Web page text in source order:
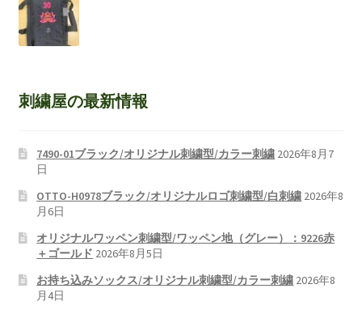
刺繍屋の最新情報
7490-01ブラック/オリジナル刺繍型/カラー刺繍 2026年8月7
日
OTTO-H0978ブラック/オリジナルロゴ刺繍型/白刺繍 2026年8
月6日
オリジナルワッペン刺繍型/ワッペン地（グレー）：9226赤
＋ゴールド 2026年8月5日
お持ち込みソックス/オリジナル刺繍型/カラー刺繍 2026年8
月4日